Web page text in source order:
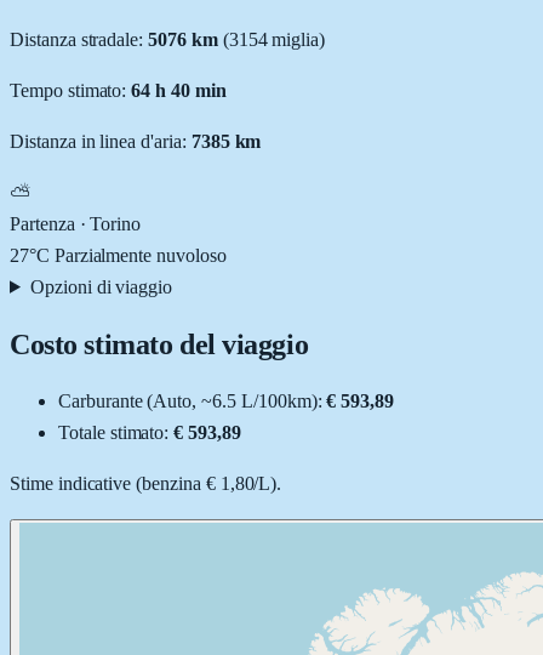
Distanza stradale:5076km (3154miglia)
Tempo stimato:64 h 40 min
Distanza in linea d'aria: 7385km
⛅
Partenza ·Torino
27°C Parzialmente nuvoloso
Opzioni di viaggio
Costo stimato del viaggio
Carburante (Auto, ~6.5 L/100km): € 593,89
Totale stimato:€ 593,89
Stime indicative (benzina € 1,80/L).